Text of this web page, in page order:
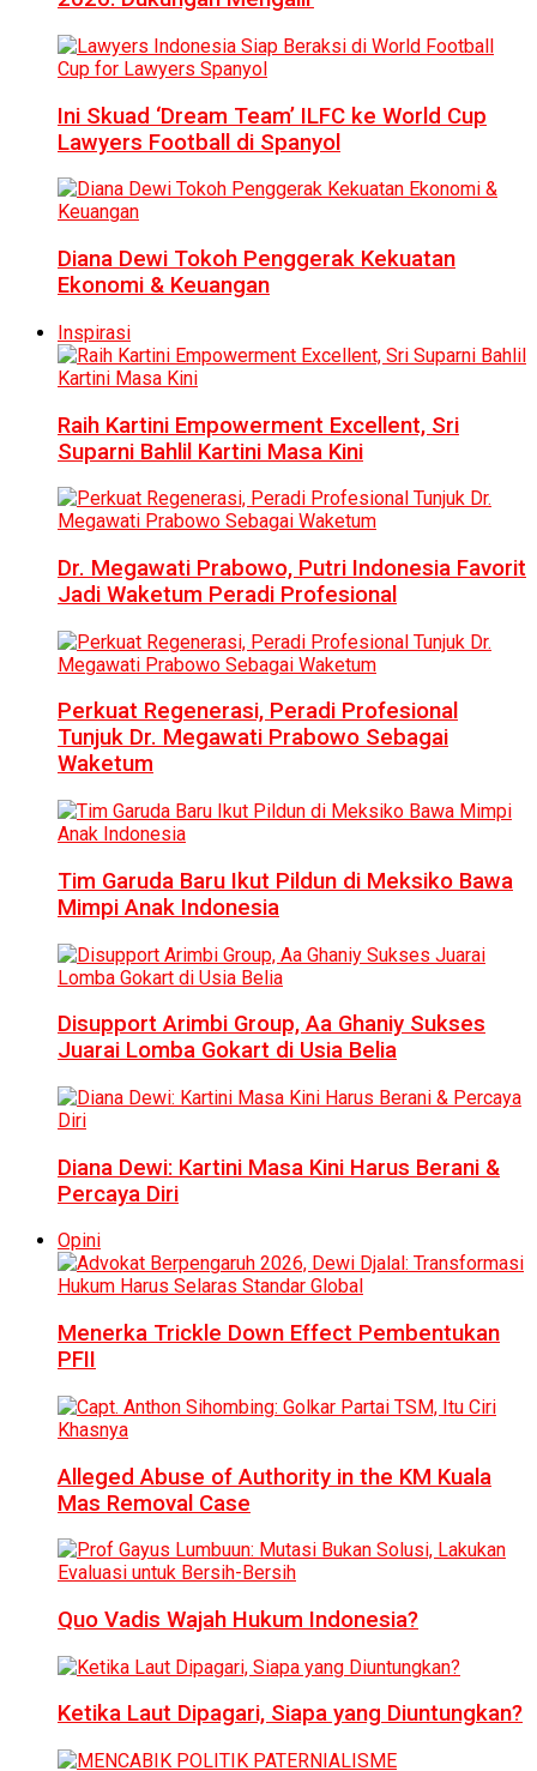
Ini Skuad ‘Dream Team’ ILFC ke World Cup
Lawyers Football di Spanyol
Diana Dewi Tokoh Penggerak Kekuatan
Ekonomi & Keuangan
Inspirasi
Raih Kartini Empowerment Excellent, Sri
Suparni Bahlil Kartini Masa Kini
Dr. Megawati Prabowo, Putri Indonesia Favorit
Jadi Waketum Peradi Profesional
Perkuat Regenerasi, Peradi Profesional
Tunjuk Dr. Megawati Prabowo Sebagai
Waketum
Tim Garuda Baru Ikut Pildun di Meksiko Bawa
Mimpi Anak Indonesia
Disupport Arimbi Group, Aa Ghaniy Sukses
Juarai Lomba Gokart di Usia Belia
Diana Dewi: Kartini Masa Kini Harus Berani &
Percaya Diri
Opini
Menerka Trickle Down Effect Pembentukan
PFII
Alleged Abuse of Authority in the KM Kuala
Mas Removal Case
Quo Vadis Wajah Hukum Indonesia?
Ketika Laut Dipagari, Siapa yang Diuntungkan?